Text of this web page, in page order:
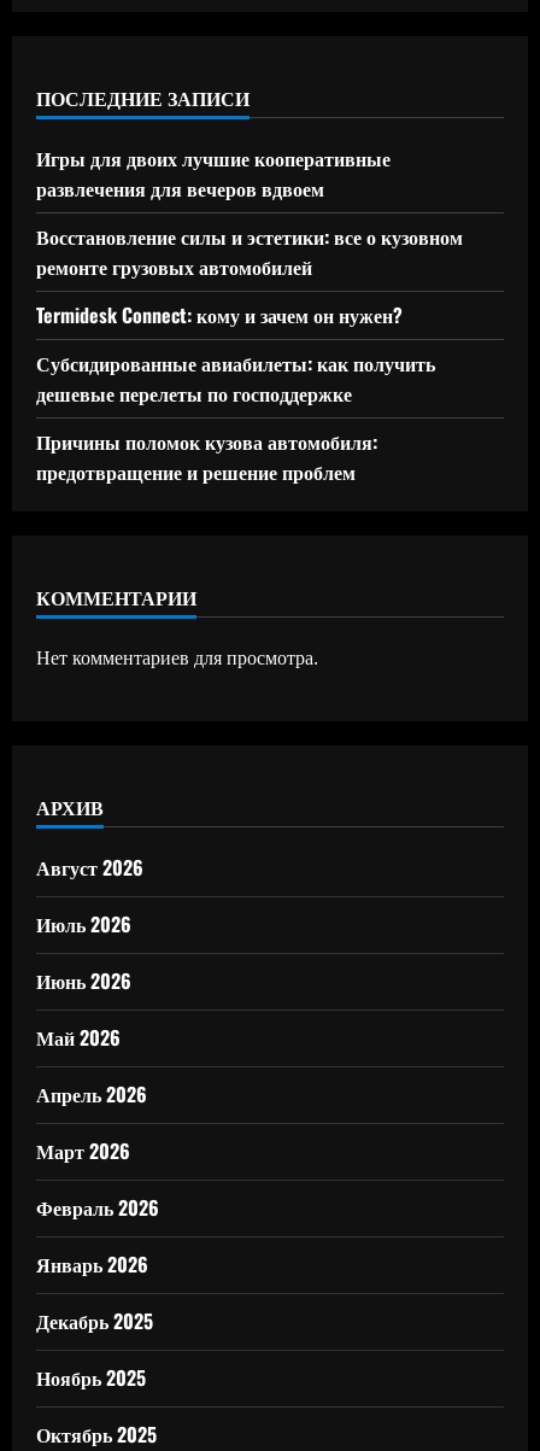
ПОСЛЕДНИЕ ЗАПИСИ
Игры для двоих лучшие кооперативные
развлечения для вечеров вдвоем
Восстановление силы и эстетики: все о кузовном
ремонте грузовых автомобилей
Termidesk Connect: кому и зачем он нужен?
Субсидированные авиабилеты: как получить
дешевые перелеты по господдержке
Причины поломок кузова автомобиля:
предотвращение и решение проблем
КОММЕНТАРИИ
Нет комментариев для просмотра.
АРХИВ
Август 2026
Июль 2026
Июнь 2026
Май 2026
Апрель 2026
Март 2026
Февраль 2026
Январь 2026
Декабрь 2025
Ноябрь 2025
Октябрь 2025